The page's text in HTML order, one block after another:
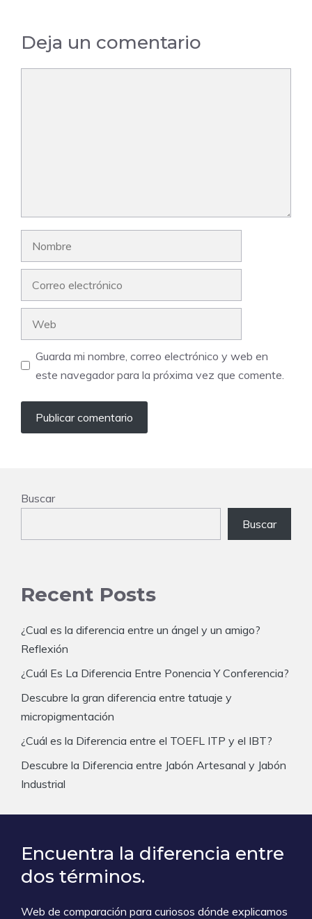
Deja un comentario
Guarda mi nombre, correo electrónico y web en
este navegador para la próxima vez que comente.
Buscar
Buscar
Recent Posts
¿Cual es la diferencia entre un ángel y un amigo?
Reflexión
¿Cuál Es La Diferencia Entre Ponencia Y Conferencia?
Descubre la gran diferencia entre tatuaje y
micropigmentación
¿Cuál es la Diferencia entre el TOEFL ITP y el IBT?
Descubre la Diferencia entre Jabón Artesanal y Jabón
Industrial
Encuentra la diferencia entre
dos términos.
Web de comparación para curiosos dónde explicamos